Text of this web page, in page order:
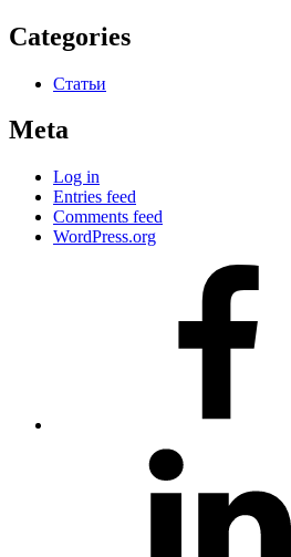
Categories
Статьи
Meta
Log in
Entries feed
Comments feed
WordPress.org